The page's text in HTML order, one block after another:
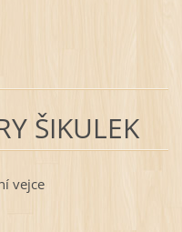
ŠIKULEK
vejce